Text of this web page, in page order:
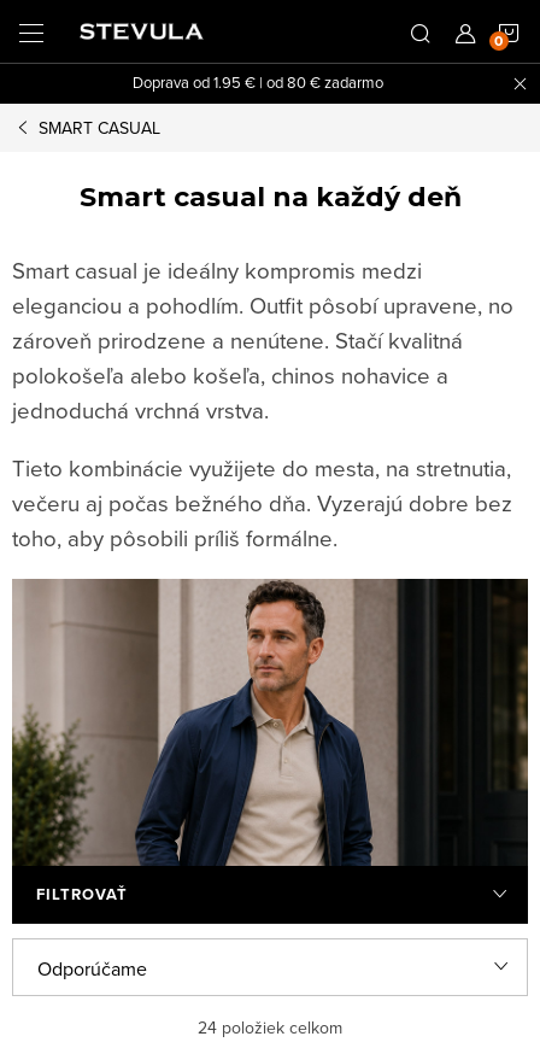
obsah
Doprava od 1.95 € | od 80 € zadarmo
SMART CASUAL
Smart casual na každý deň
Smart casual je ideálny kompromis medzi
eleganciou a pohodlím. Outfit pôsobí upravene, no
zároveň prirodzene a nenútene. Stačí kvalitná
polokošeľa alebo košeľa, chinos nohavice a
jednoduchá vrchná vrstva.
Tieto kombinácie využijete do mesta, na stretnutia,
večeru aj počas bežného dňa. Vyzerajú dobre bez
toho, aby pôsobili príliš formálne.
FILTROVAŤ
ý
a
Odporúčame
24 položiek celkom